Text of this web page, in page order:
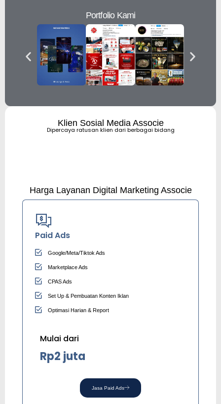
Portfolio Kami
Klien Sosial Media Associe
Dipercaya ratusan klien dari berbagai bidang
Harga Layanan Digital Marketing Associe
Paid Ads
Google/Meta/Tiktok Ads
Marketplace Ads
CPAS Ads
Set Up & Pembuatan Konten Iklan
Optimasi Harian & Report
Mulai dari
Rp2 juta
Jasa Paid Ads